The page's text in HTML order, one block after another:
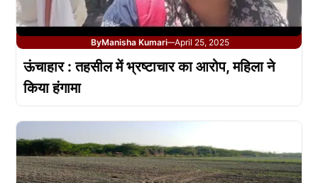
ByManisha Kumari—April 25, 2025
ऊंचाहार : तहसील में भ्रष्टाचार का आरोप, महिला ने
किया हंगामा